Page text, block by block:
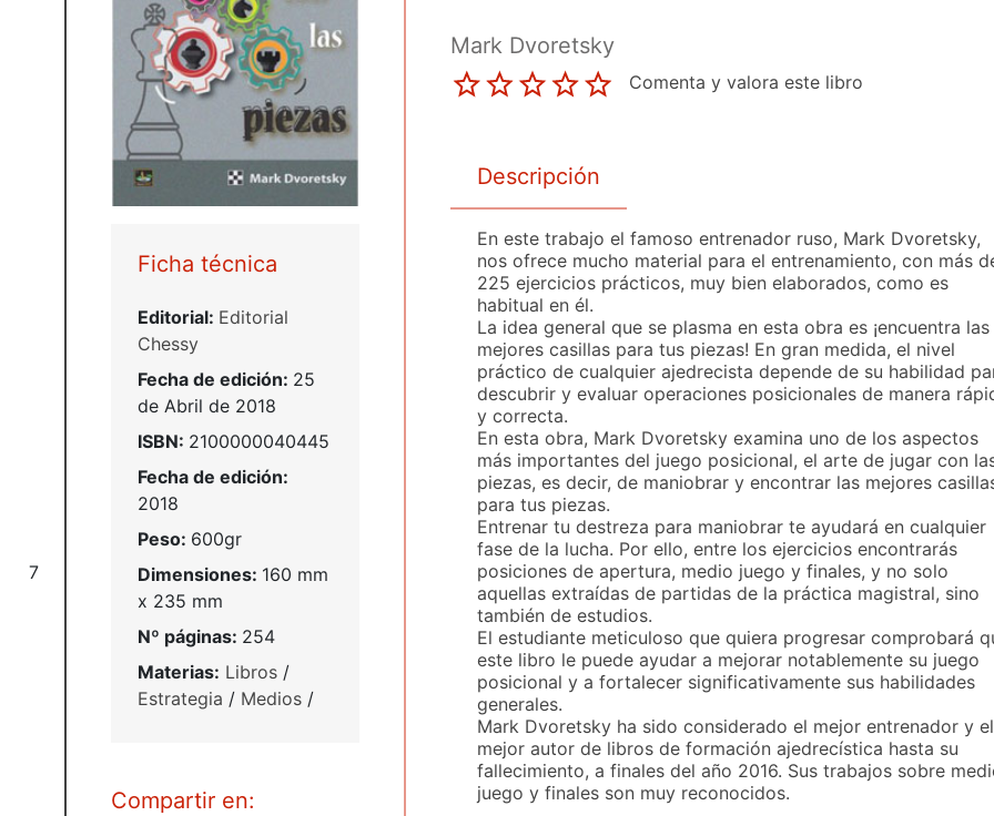
7
Ficha técnica
Editorial: Editorial
Chessy
Fecha de edición: 25
de Abril de 2018
ISBN: 2100000040445
Fecha de edición:
2018
Peso: 600gr
Dimensiones: 160 mm
x 235 mm
Nº páginas: 254
Materias: Libros /
Estrategia / Medios /
Compartir en:
Mark Dvoretsky
Comenta y valora este libro
Descripción
En este trabajo el famoso entrenador ruso, Mark Dvoretsky,
nos ofrece mucho material para el entrenamiento, con más
225 ejercicios prácticos, muy bien elaborados, como es
habitual en él.
La idea general que se plasma en esta obra es ¡encuentra las
mejores casillas para tus piezas! En gran medida, el nivel
práctico de cualquier ajedrecista depende de su habilidad
descubrir y evaluar operaciones posicionales de manera
y correcta.
En esta obra, Mark Dvoretsky examina uno de los aspectos
más importantes del juego posicional, el arte de jugar con
piezas, es decir, de maniobrar y encontrar las mejores
para tus piezas.
Entrenar tu destreza para maniobrar te ayudará en cualquier
fase de la lucha. Por ello, entre los ejercicios encontrarás
posiciones de apertura, medio juego y finales, y no solo
aquellas extraídas de partidas de la práctica magistral, sino
también de estudios.
El estudiante meticuloso que quiera progresar comprobará
este libro le puede ayudar a mejorar notablemente su juego
posicional y a fortalecer significativamente sus habilidades
generales.
Mark Dvoretsky ha sido considerado el mejor entrenador y el
mejor autor de libros de formación ajedrecística hasta su
fallecimiento, a finales del año 2016. Sus trabajos sobre
juego y finales son muy reconocidos.